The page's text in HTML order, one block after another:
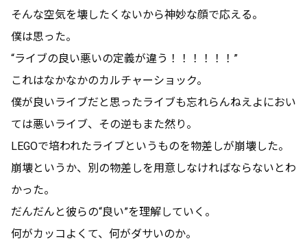
そんな空気を壊したくないから神妙な顔で応える。
僕は思った。
“ライブの良い悪いの定義が違う！！！！！！”
これはなかなかのカルチャーショック。
僕が良いライブだと思ったライブも忘れらんねえよにおい
ては悪いライブ、その逆もまた然り。
LEGOで培われたライブというものを物差しが崩壊した。
崩壊というか、別の物差しを用意しなければならないとわ
かった。
だんだんと彼らの“良い”を理解していく。
何がカッコよくて、何がダサいのか。